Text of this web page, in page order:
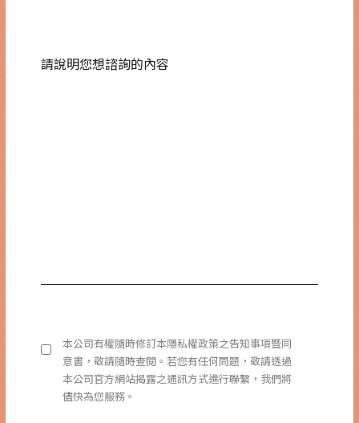
本公司有權隨時修訂本隱私權政策之告知事項暨同
意書，敬請隨時查閱。若您有任何問題，敬請透過
本公司官方網站揭露之通訊方式進行聯繫，我們將
儘快為您服務。